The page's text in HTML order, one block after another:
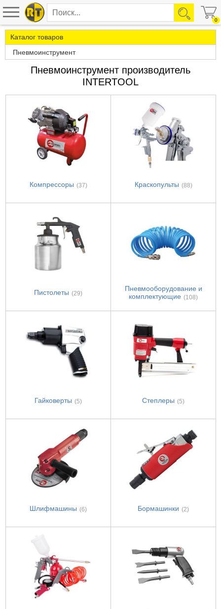
0
Каталог товаров
Пневмоинструмент
Пневмоинструмент производитель
INTERTOOL
Компрессоры (37) Краскопульты (88)
Пистолеты (29)
Пневмооборудование и
комплектующие (108)
Гайковерты (5) Степлеры (5)
Шлифмашины (6) Бормашинки (2)